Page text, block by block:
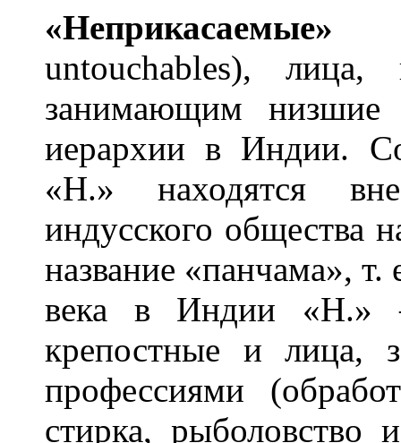
«Неприкасаемые»
untouchables),
занимающим низшие
иерархии в Индии.
«Н.» находятся
индусского общества
название «панчама»,
века в Индии «Н.»
крепостные и лица,
профессиями
стирка,